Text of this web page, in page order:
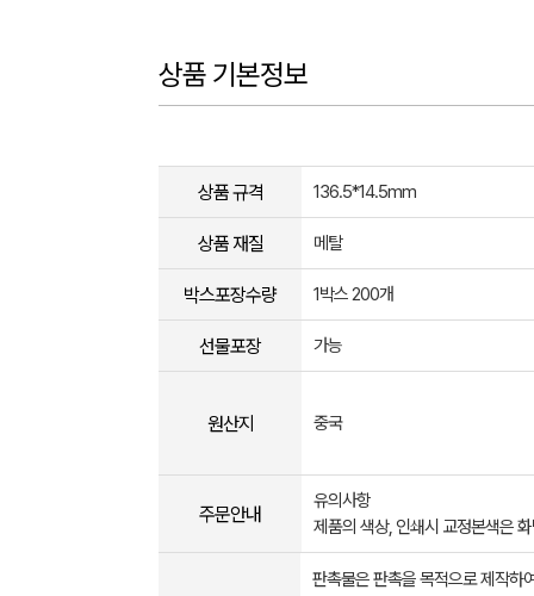
상품 기본정보
상품 규격 136.5*14.5mm
상품 재질 메탈
박스포장수량 1박스 200개
선물포장 가능
원산지 중국
주문안내
유의사항
제품의 색상, 인쇄시 교정본색은
판촉물은 판촉을 목적으로 제작하